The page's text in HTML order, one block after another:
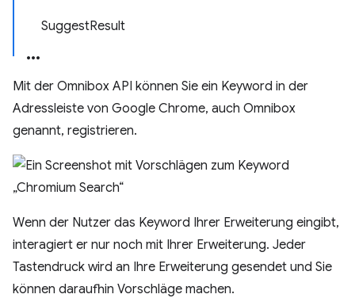
SuggestResult
Mit der Omnibox API können Sie ein Keyword in der
Adressleiste von Google Chrome, auch Omnibox
genannt, registrieren.
Wenn der Nutzer das Keyword Ihrer Erweiterung eingibt,
interagiert er nur noch mit Ihrer Erweiterung. Jeder
Tastendruck wird an Ihre Erweiterung gesendet und Sie
können daraufhin Vorschläge machen.